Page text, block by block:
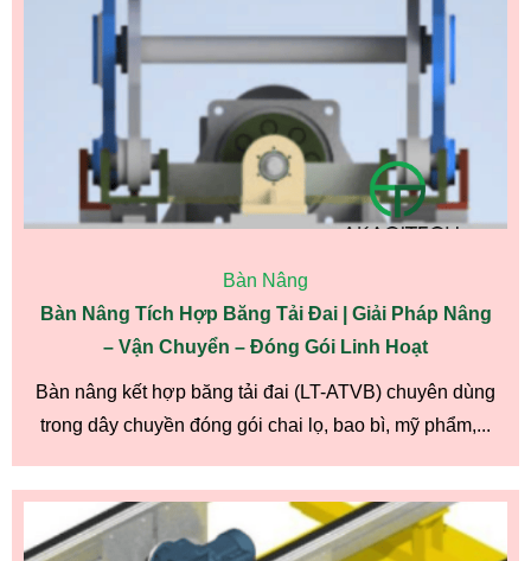
Bàn Nâng
Bàn Nâng Tích Hợp Băng Tải Đai | Giải Pháp Nâng
– Vận Chuyển – Đóng Gói Linh Hoạt
Bàn nâng kết hợp băng tải đai (LT-ATVB) chuyên dùng
trong dây chuyền đóng gói chai lọ, bao bì, mỹ phẩm,...